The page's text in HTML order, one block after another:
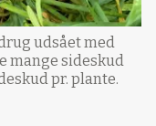
udsået med
mange sideskud
pr. plante.